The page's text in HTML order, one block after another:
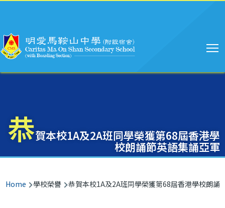
恭賀本校1A及2A班同學榮獲第68屆香港學
校朗誦節英語集誦亞軍
Breadcrumb
Home 學校榮譽 恭賀本校1A及2A班同學榮獲第68屆香港學校朗誦